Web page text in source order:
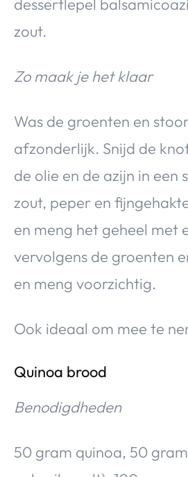
dessertlepel
zout.
Zo maak je het klaar
Was de groenten en
afzonderlijk. Snijd de
de olie en de azijn in een
zout, peper en
en meng het geheel met
vervolgens de groenten
en meng voorzichtig.
Ook ideaal om mee te
Quinoa brood
Benodigdheden
50 gram quinoa, 50